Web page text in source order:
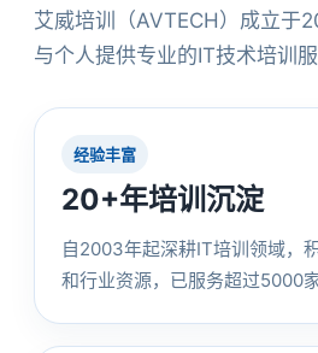
艾威培训（AVTECH）成立于
与个人提供专业的IT技术培训服
经验丰富
20+年培训沉淀
自2003年起深耕IT培训领域，
和行业资源，已服务超过5000